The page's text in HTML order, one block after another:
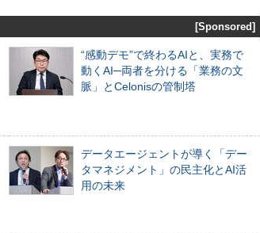
[Sponsored]
“感動デモ”で終わるAIと、実務で
動くAI─両者を分ける「業務の文
脈」とCelonisの管制塔
データエージェントが導く「デー
タマネジメント」の民主化とAI活
用の未来